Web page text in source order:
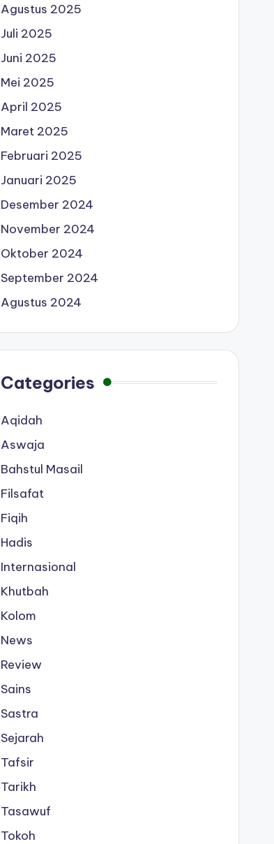
Agustus 2025
Juli 2025
Juni 2025
Mei 2025
April 2025
Maret 2025
Februari 2025
Januari 2025
Desember 2024
November 2024
Oktober 2024
September 2024
Agustus 2024
Categories
Aqidah
Aswaja
Bahstul Masail
Filsafat
Fiqih
Hadis
Internasional
Khutbah
Kolom
News
Review
Sains
Sastra
Sejarah
Tafsir
Tarikh
Tasawuf
Tokoh